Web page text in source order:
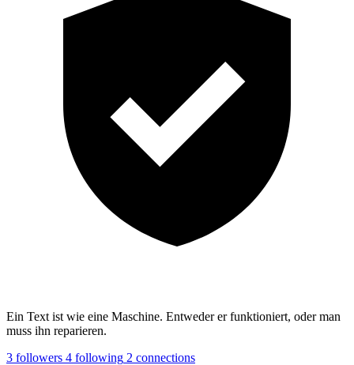
Ein Text ist wie eine Maschine. Entweder er funktioniert, oder man
muss ihn reparieren.
3 followers 4 following 2 connections